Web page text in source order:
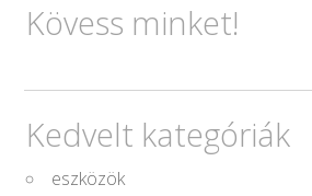
Kövess minket!
Kedvelt kategóriák
eszközök